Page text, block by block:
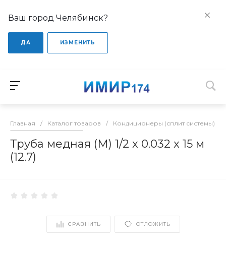
Ваш город Челябинск?
ДА ИЗМЕНИТЬ
Главная / Каталог товаров / Кондиционеры (сплит системы)
Труба медная (М) 1/2 x 0.032 x 15 м
(12.7)
СРАВНИТЬ ОТЛОЖИТЬ